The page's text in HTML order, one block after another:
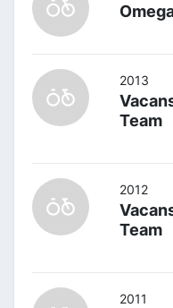
2013
Team
2012
Team
2011